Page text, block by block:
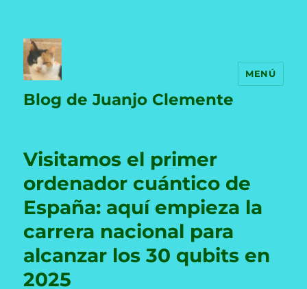
Blog de Juanjo Clemente
MENÚ
Visitamos el primer
ordenador cuántico de
España: aquí empieza la
carrera nacional para
alcanzar los 30 qubits en
2025